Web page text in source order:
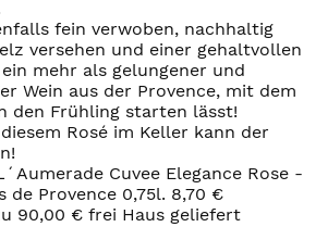
fein verwoben, nachhaltig
versehen und einer gehaltvollen
mehr als gelungener und
Wein aus der Provence, mit dem
den Frühling starten lässt!
Rosé im Keller kann der
Cuvee Elegance Rose -
de Provence 0,75l. 8,70 €
90,00 € frei Haus geliefert